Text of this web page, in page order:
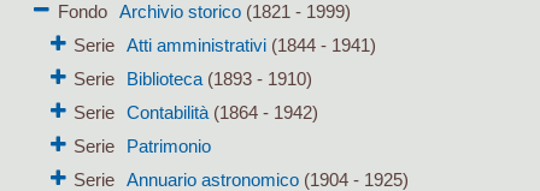
Fondo
Archivio storico(1821 - 1999)
Serie Atti amministrativi(1844 - 1941)
Serie
Biblioteca(1893 - 1910)
Serie Contabilità(1864 - 1942)
Serie
Patrimonio
Serie Annuario astronomico(1904 - 1925)